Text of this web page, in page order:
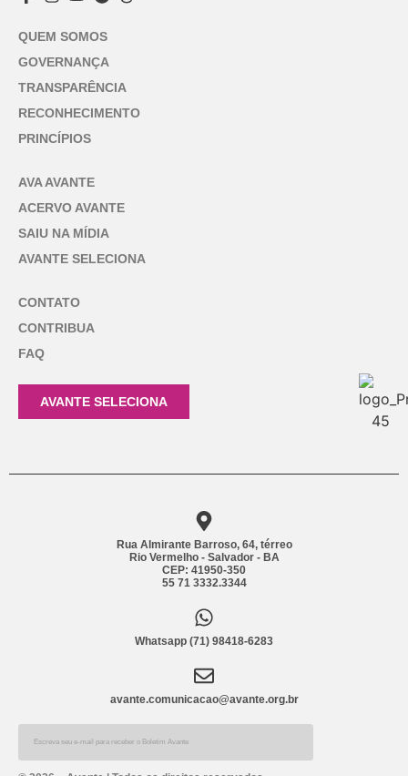
QUEM SOMOS
GOVERNANÇA
TRANSPARÊNCIA
RECONHECIMENTO
PRINCÍPIOS
AVA AVANTE
ACERVO AVANTE
SAIU NA MÍDIA
AVANTE SELECIONA
CONTATO
CONTRIBUA
FAQ
AVANTE SELECIONA
Rua Almirante Barroso, 64, térreo
Rio Vermelho - Salvador - BA
CEP: 41950-350
55 71 3332.3344
Whatsapp (71) 98418-6283
avante.comunicacao@avante.org.br